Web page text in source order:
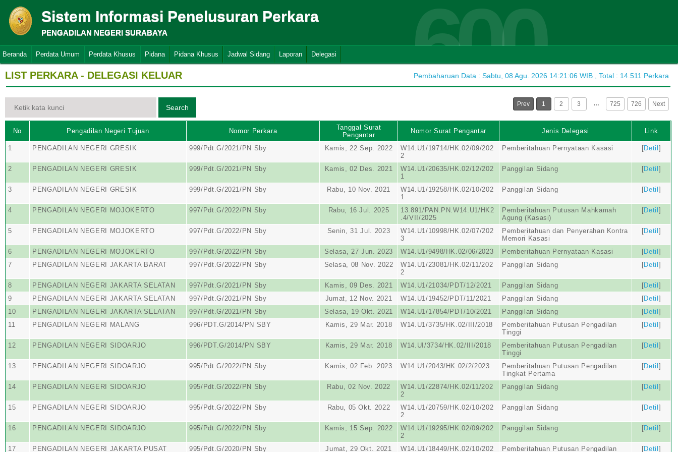
Sistem Informasi Penelusuran Perkara
PENGADILAN NEGERI SURABAYA 600
Beranda Perdata Umum Perdata Khusus Pidana Pidana Khusus Jadwal Sidang Laporan Delegasi
LIST PERKARA - DELEGASI KELUAR Pembaharuan Data : Sabtu, 08 Agu. 2026 14:21:06 WIB , Total : 14.511 Perkara
Prev 1 2 3 … 725 726 Next
No Pengadilan Negeri Tujuan Nomor Perkara
Tanggal Surat
Pengantar
Nomor Surat Pengantar Jenis Delegasi Link
1 PENGADILAN NEGERI GRESIK 999/Pdt.G/2021/PN Sby Kamis, 22 Sep. 2022
W14.U1/19714/HK.02/09/202
2
Pemberitahuan Pernyataan Kasasi [Detil ]
2 PENGADILAN NEGERI GRESIK 999/Pdt.G/2021/PN Sby Kamis, 02 Des. 2021
W14.U1/20635/HK.02/12/202
1
Panggilan Sidang [Detil ]
3 PENGADILAN NEGERI GRESIK 999/Pdt.G/2021/PN Sby Rabu, 10 Nov. 2021
W14.U1/19258/HK.02/10/202
1
Panggilan Sidang [Detil ]
4 PENGADILAN NEGERI MOJOKERTO 997/Pdt.G/2022/PN Sby Rabu, 16 Jul. 2025
13.891/PAN.PN.W14.U1/HK2
.4/VII/2025
Pemberitahuan Putusan Mahkamah
Agung (Kasasi)
[Detil ]
5 PENGADILAN NEGERI MOJOKERTO 997/Pdt.G/2022/PN Sby Senin, 31 Jul. 2023
W14.U1/10998/HK.02/07/202
3
Pemberitahuan dan Penyerahan Kontra
Memori Kasasi
[Detil ]
6 PENGADILAN NEGERI MOJOKERTO 997/Pdt.G/2022/PN Sby Selasa, 27 Jun. 2023 W14.U1/9498/HK.02/06/2023 Pemberitahuan Pernyataan Kasasi [Detil ]
7
PENGADILAN NEGERI JAKARTA BARAT 997/Pdt.G/2022/PN Sby Selasa, 08 Nov. 2022
W14.U1/23081/HK.02/11/202
2
Panggilan Sidang [Detil ]
8 PENGADILAN NEGERI JAKARTA SELATAN 997/Pdt.G/2021/PN Sby Kamis, 09 Des. 2021 W14.U1/21034/PDT/12/2021 Panggilan Sidang [Detil ]
9
PENGADILAN NEGERI JAKARTA SELATAN 997/Pdt.G/2021/PN Sby Jumat, 12 Nov. 2021 W14.U1/19452/PDT/11/2021 Panggilan Sidang [Detil ]
10
PENGADILAN NEGERI JAKARTA SELATAN 997/Pdt.G/2021/PN Sby Selasa, 19 Okt. 2021 W14.U1/17854/PDT/10/2021 Panggilan Sidang [Detil ]
11
PENGADILAN NEGERI MALANG 996/PDT.G/2014/PN SBY Kamis, 29 Mar. 2018 W14.U1/3735/HK.02/III/2018
Pemberitahuan Putusan Pengadilan
Tinggi
[Detil ]
12 PENGADILAN NEGERI SIDOARJO 996/PDT.G/2014/PN SBY Kamis, 29 Mar. 2018 W14.UI/3734/HK.02/III/2018
Pemberitahuan Putusan Pengadilan
Tinggi
[Detil ]
13 PENGADILAN NEGERI SIDOARJO 995/Pdt.G/2022/PN Sby Kamis, 02 Feb. 2023 W14.U1/2043/HK.02/2/2023
Pemberitahuan Putusan Pengadilan
Tingkat Pertama
[Detil ]
14 PENGADILAN NEGERI SIDOARJO 995/Pdt.G/2022/PN Sby Rabu, 02 Nov. 2022
W14.U1/22874/HK.02/11/202
2
Panggilan Sidang [Detil ]
15 PENGADILAN NEGERI SIDOARJO 995/Pdt.G/2022/PN Sby Rabu, 05 Okt. 2022
W14.U1/20759/HK.02/10/202
2
Panggilan Sidang [Detil ]
16 PENGADILAN NEGERI SIDOARJO 995/Pdt.G/2022/PN Sby Kamis, 15 Sep. 2022
W14.U1/19295/HK.02/09/202
2
Panggilan Sidang [Detil ]
17 PENGADILAN NEGERI JAKARTA PUSAT 995/Pdt.G/2020/PN Sby Jumat, 29 Okt. 2021 W14.U1/18449/HK.02/10/202 Pemberitahuan Putusan Pengadilan [Detil ]